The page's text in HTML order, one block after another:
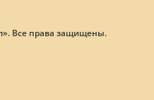
Все права защищены.